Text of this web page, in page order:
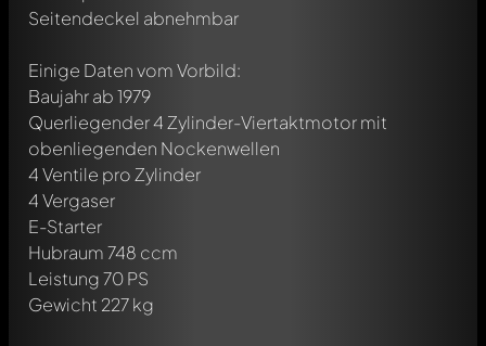
Seitendeckel abnehmbar
Einige Daten vom Vorbild:
Baujahr ab 1979
Querliegender 4 Zylinder-Viertaktmotor mit
obenliegenden Nockenwellen
4 Ventile pro Zylinder
4 Vergaser
E-Starter
Hubraum 748 ccm
Leistung 70 PS
Gewicht 227 kg
Schreibe jetzt einen ersten Kommentar zu diesem Modell!
Jeder Kommentar kann von allen Mitgliedern diskutiert
werden. Es ist wie ein Chat.
Erwähne andere Modelly-Mitglieder durch die
Verwendung eines